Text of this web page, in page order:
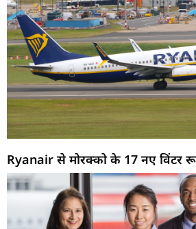
Ryanair से मोरक्को के 17 नए विंटर